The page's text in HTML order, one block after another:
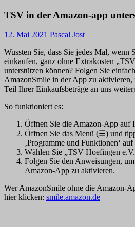
TSV in der Amazon-app
12. Mai 2021 Pascal Jost
Wussten Sie, dass Sie jedes Mal, wenn
einkaufen, ganz ohne Extrakosten
unterstützen können? Folgen Sie
AmazonSmile in der App zu
Teil Ihrer Einkaufsbeträge an uns
So funktioniert es:
Öffnen Sie die Amazon-App auf
Öffnen Sie das Menü (☰) und
‚Programme und Funktionen‘
Wählen Sie „TSV Hoefingen
Folgen Sie den Anweisungen,
Amazon-App zu aktivieren.
Wer AmazonSmile ohne die Amazon-
hier klicken: smile.amazon.de